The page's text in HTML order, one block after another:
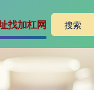
找加杠网